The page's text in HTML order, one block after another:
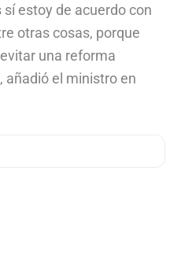
sí estoy de acuerdo con
otras cosas, porque
una reforma
añadió el ministro en